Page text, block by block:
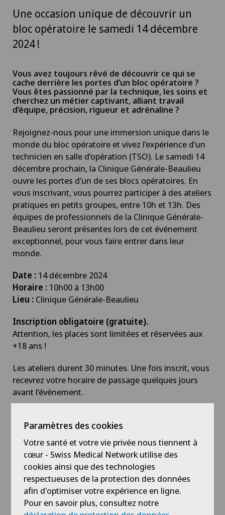
Une occasion unique de découvrir un
bloc opératoire le samedi 14 décembre
2024 !
Vous avez toujours rêvé de découvrir ce qui se
cache derrière les portes d’un bloc opératoire ?
Vous êtes passionné par la technique, les soins et
cherchez un métier captivant, alliant travail
d’équipe, précision, rigueur et adrénaline ?
Rejoignez-nous pour une immersion unique dans le
monde du bloc opératoire et vivez l’expérience d’un
technicien en salle d’opération (TSO). Le samedi 14
décembre prochain, la Clinique Générale-Beaulieu
ouvre les portes d’un de ses blocs opératoires. En
vous inscrivant, vous pourrez participer à des ateliers
pratiques en petits groupes, entre 10h et 13h. Des
équipes de professionnels de la Clinique Générale-
Beaulieu seront présentes lors de cet événement
exceptionnel, pour vous faire entrer dans leur
monde.
Date : 14 décembre 2024
Horaire : 10h00 à 13h00
Lieu : Clinique Générale-Beaulieu
Inscription obligatoire (gratuite).
Attention, les places sont limitées et réservées aux
+18 ans !
Les ateliers durent 30 minutes. Une fois inscrit, vous
recevrez votre horaire de passage quelques jours
avant l’événement.
Centre d’information sur les métiers santé-social «
Le 28 » et la Clinique Générale-Beaulieu.
Informations et inscriptions
Paramètres des cookies
Votre santé et votre vie privée nous tiennent à
cœur - Swiss Medical Network utilise des
cookies ainsi que des technologies
respectueuses de la protection des données
afin d'optimiser votre expérience en ligne.
Pour en savoir plus, consultez notre